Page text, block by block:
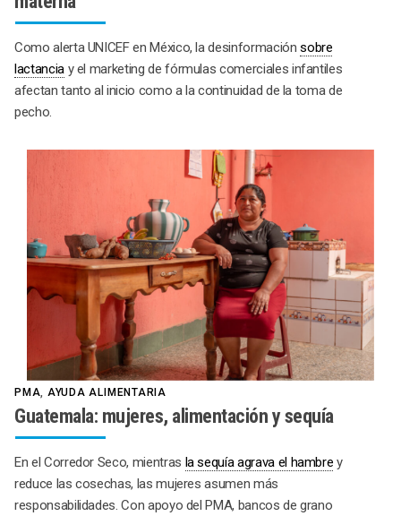
Como alerta UNICEF en México, la desinformaciónsobre
lactanciay el marketing de fórmulas comerciales infantiles
afectan tanto al inicio como a la continuidad de la toma de
pecho.
PMA, AYUDA ALIMENTARIA
Guatemala: mujeres, alimentación y sequía
En el Corredor Seco, mientras la sequía agrava el hambre y
reduce las cosechas, las mujeres asumen más
responsabilidades. Con apoyo del PMA, bancos de grano